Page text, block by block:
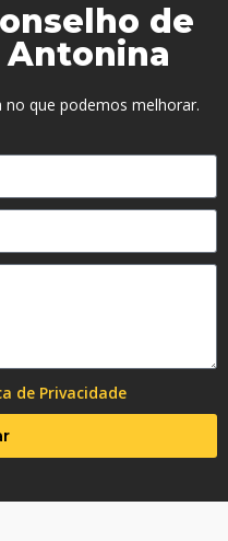
de
no que podemos melhorar.
de Privacidade